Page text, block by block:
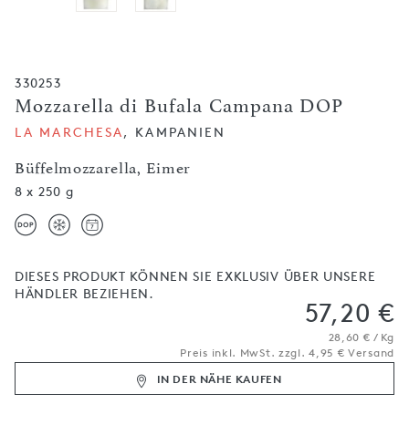
330253
Mozzarella di Bufala Campana DOP
Büffelmozzarella, Eimer
LA MARCHESA, KAMPANIEN
8 x 250 g
DIESES PRODUKT KÖNNEN SIE EXKLUSIV ÜBER UNSERE
HÄNDLER BEZIEHEN.
57,20 €
28,60 € / Kg
Preis inkl. MwSt. zzgl. 4,95 € Versand
IN DER NÄHE KAUFEN